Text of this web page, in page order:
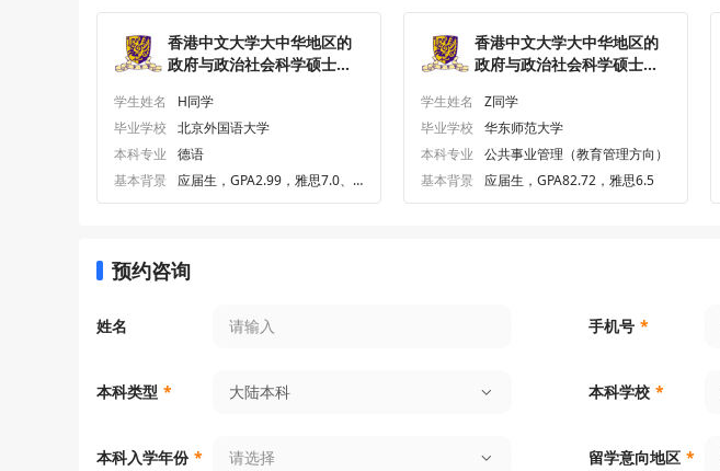
香港中文大学大中华地区的
政府与政治社会科学硕士研
学生姓名
H同学
毕业学校
北京外国语大学
本科专业
德语
基本背景
应届生，GPA2.99，雅思7.0、
香港中文大学大中华地区的
政府与政治社会科学硕士研
学生姓名
Z同学
毕业学校
华东师范大学
本科专业
公共事业管理（教育管理方向）
基本背景
应届生，GPA82.72，雅思6.5
预约咨询
姓名 手机号 *
本科类型 * 大陆本科 本科学校 *
本科入学年份 * 请选择 留学意向地区 *